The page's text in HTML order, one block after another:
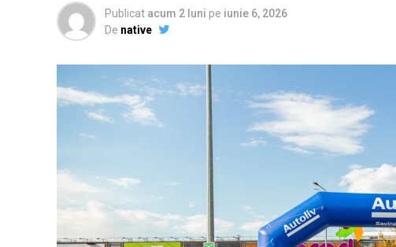
Publicat acum 2 luni pe iunie 6, 2026
De native